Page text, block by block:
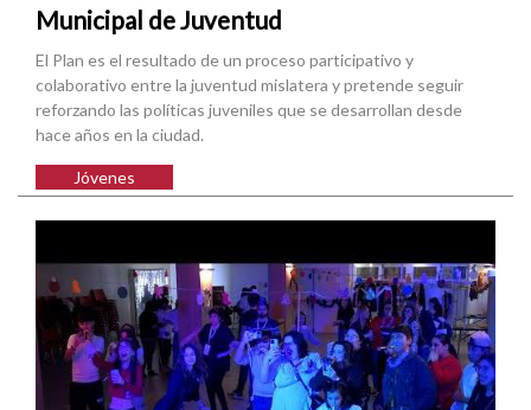
Municipal de Juventud
El Plan es el resultado de un proceso participativo y
colaborativo entre la juventud mislatera y pretende seguir
reforzando las políticas juveniles que se desarrollan desde
hace años en la ciudad.
Jóvenes